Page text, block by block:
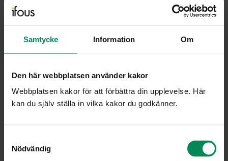
Samtycke Information Om
Den här webbplatsen använder kakor
Webbplatsen kakor för att förbättra din upplevelse. Här
kan du själv ställa in vilka kakor du godkänner.
Nödvändig
april 9, 2026 1 min
undervisningskvalitet i anpassade
skolformer
Ifous fokuserar